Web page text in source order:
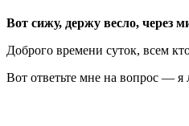
Вот сижу, держу весло, через
Доброго времени суток, всем
Вот ответьте мне на вопрос —